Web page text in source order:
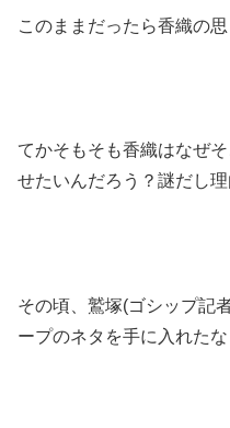
このままだったら香織の思
てかそもそも香織はなぜ
せたいんだろう？謎だし
その頃、鷲塚(ゴシップ記
ープのネタを手に入れた